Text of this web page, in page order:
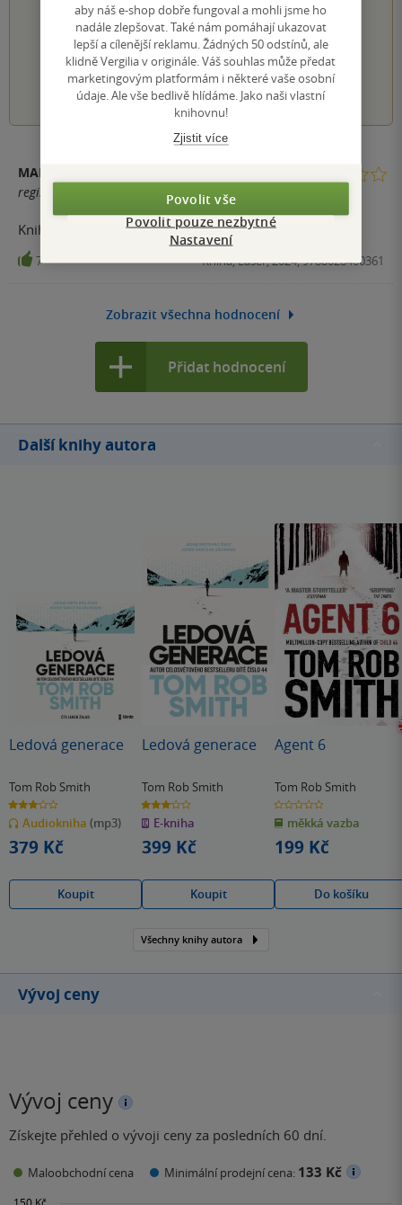
PŘIDEJTE SVÉ HODNOCENÍ KNIHY
Hodnocení našich knihkupců: 0.0 z 5
1 2 3 4 5
MARTIN PLATIL
registrovaný uživatel
Kniha je napínavá, ale je to takový divný příběh.
7 Kniha, Laser, 2024, 9788028400361
Zobrazit všechna hodnocení
Přidat hodnocení
Další knihy autora
Ledová generace
Tom Rob Smith
3.0
z
5
hvězdiček
Audiokniha (mp3)
379 Kč
Koupit
Ledová generace
Tom Rob Smith
3.0
z
5
hvězdiček
E-kniha
399 Kč
Koupit
Agent 6
Tom Rob Smith
0.0
z
5
hvězdiček
měkká vazba
199 Kč
Do košíku
Všechny knihy autora
Vývoj ceny
Vývoj ceny
Získejte přehled o vývoji ceny za posledních 60 dní.
Maloobchodní cena Minimální prodejní cena: 133 Kč
aby náš e-shop dobře fungoval a mohli jsme ho
nadále zlepšovat. Také nám pomáhají ukazovat
lepší a cílenější reklamu. Žádných 50 odstínů, ale
klidně Vergilia v originále. Váš souhlas může předat
marketingovým platformám i některé vaše osobní
údaje. Ale vše bedlivě hlídáme. Jako naši vlastní
knihovnu!
Zjistit více
Povolit vše
Povolit pouze nezbytné
Nastavení